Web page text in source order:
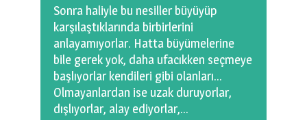
Sonra haliyle bu nesiller büyüyüp
karşılaştıklarında birbirlerini
anlayamıyorlar. Hatta büyümelerine
bile gerek yok, daha ufacıkken seçmeye
başlıyorlar kendileri gibi olanları…
Olmayanlardan ise uzak duruyorlar,
dışlıyorlar, alay ediyorlar,…